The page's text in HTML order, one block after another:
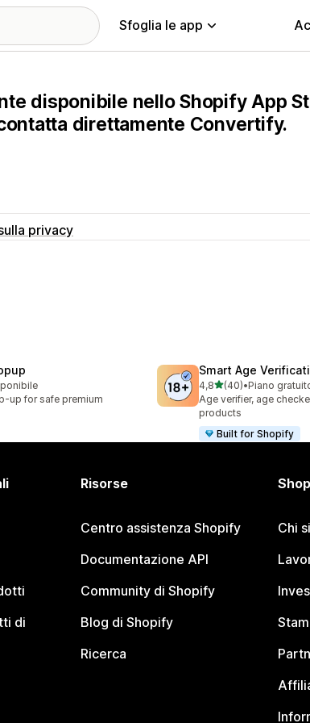
Sfoglia le app
disponibile nello Shopify App
direttamente Convertify.
privacy
up for safe premium
Smart Age
4,8stelle su 5
(40)
40 recensioni totali
•Piano
Age verifier, age
products
Built for Shopify
di
Risorse
Centro assistenza Shopify
Documentazione API
Community di Shopify
Blog di Shopify
Ricerca
Chi